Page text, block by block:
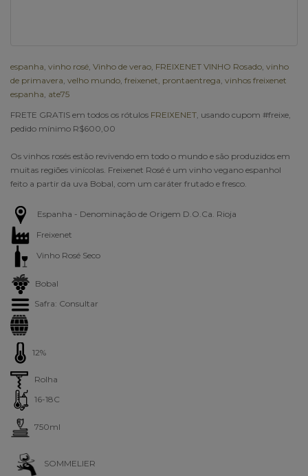
espanha vinho rosé Vinho de verao FREIXENET VINHO Rosado vinho
de primavera velho mundo freixenet prontaentrega vinhos freixenet
espanha ate75
FRETE GRATIS em todos os rótulos FREIXENET , usando cupom #freixe,
pedido mínimo R$600,00
Os vinhos rosés estão revivendo em todo o mundo e são produzidos em
muitas regiões vinícolas. Freixenet Rosé é um vinho vegano espanhol
feito a partir da uva Bobal, com um caráter frutado e fresco.
Espanha - Denominação de Origem D.O.Ca. Rioja
Freixenet
Vinho Rosé Seco
Bobal
Safra: Consultar
12%
Rolha
16-18C
750ml
SOMMELIER